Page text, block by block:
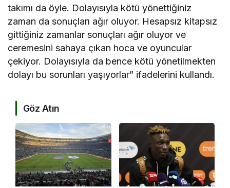
takımı da öyle. Dolayısıyla kötü yönettiğiniz
zaman da sonuçları ağır oluyor. Hesapsız kitapsız
gittiğiniz zamanlar sonuçları ağır oluyor ve
ceremesini sahaya çıkan hoca ve oyuncular
çekiyor. Dolayısıyla da bence kötü yönetilmekten
dolayı bu sorunları yaşıyorlar” ifadelerini kullandı.
Göz Atın